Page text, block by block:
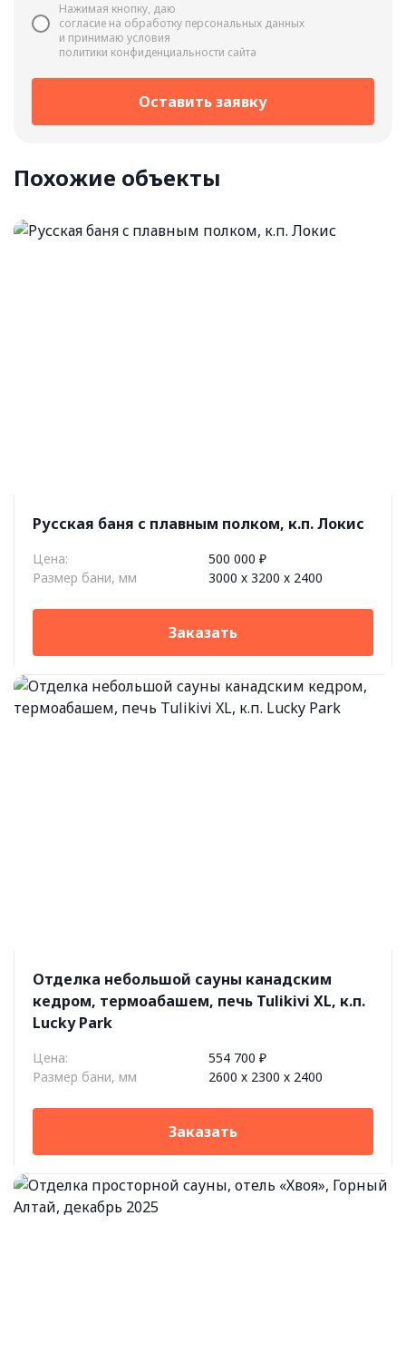
Нажимая кнопку, даю
cогласие на обработку персональных данных
и принимаю условия
политики конфиденциальности сайта
Оставить заявку
Похожие объекты
Русская баня c плавным полком, к.п. Локис
Цена:
500 000 ₽
Размер бани, мм
3000 х 3200 х 2400
Заказать
Отделка небольшой сауны канадским
кедром, термоабашем, печь Tulikivi XL, к.п.
Lucky Park
Цена:
554 700 ₽
Размер бани, мм
2600 х 2300 х 2400
Заказать